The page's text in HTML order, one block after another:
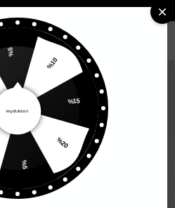
Kadın Alt Giyim Taşlı Mini Etek -
%5
%10
%15
%20
%5